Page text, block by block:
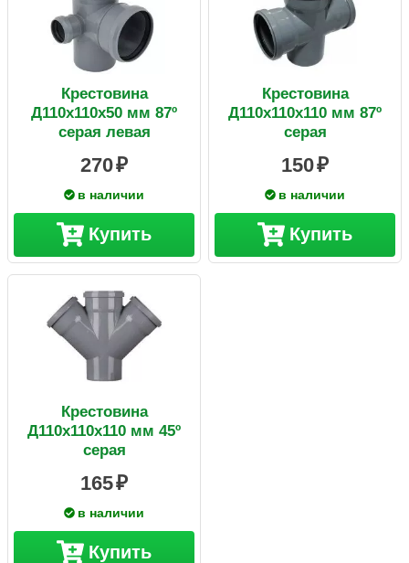
Крестовина
Д110х110х50 мм 87º
серая левая
270
в наличии
Купить
Крестовина
Д110х110х110 мм 87º
серая
150
в наличии
Купить
Крестовина
Д110х110х110 мм 45º
серая
165
в наличии
Купить